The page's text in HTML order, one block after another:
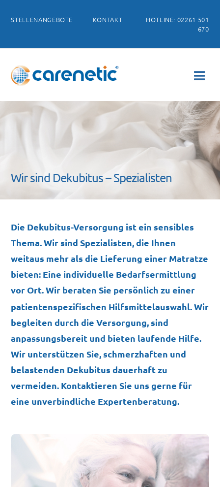
STELLENANGEBOTE KONTAKT
HOTLINE: 02261 501
670
Wir sind Dekubitus – Spezialisten
Die Dekubitus-Versorgung ist ein sensibles
Thema. Wir sind Spezialisten, die Ihnen
weitaus mehr als die Lieferung einer Matratze
bieten: Eine individuelle Bedarfsermittlung
vor Ort.Wir beraten Sie persönlich zu einer
patientenspezifischen Hilfsmittelauswahl. Wir
begleiten durch die Versorgung, sind
anpassungsbereit und bieten laufende Hilfe.
Wir unterstützen Sie, schmerzhaften und
belastenden Dekubitus dauerhaft zu
vermeiden. Kontaktieren Sie uns gerne für
eine unverbindliche Expertenberatung.